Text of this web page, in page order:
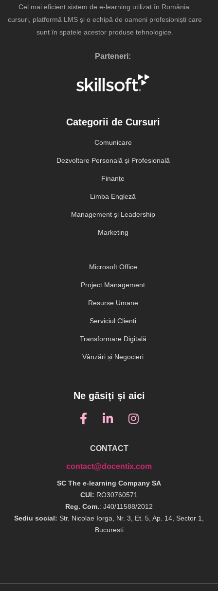
Cel mai eficient sistem de e-learning utilizat în România:
cursuri, platformă LMS și o echipă de oameni profesioniști care
sunt în spatele acestor produse tehnologice.
Parteneri:
Categorii de Cursuri
Comunicare
Dezvoltare Personală și Profesională
Finanțe
Limba Engleză
Management și Leadership
Marketing
Microsoft Office
Project Management
Resurse Umane
Serviciul Clienți
Transformare Digitală
Vânzări și Negocieri
Ne găsiți și aici
CONTACT
contact@docentix.com
SC The e-learning Company SA
CUI: RO30760571
Reg. Com.: J40/11588/2012
Sediu social: Str. Nicolae Iorga, Nr. 3, Et. 5, Ap. 14, Sector 1,
Bucuresti